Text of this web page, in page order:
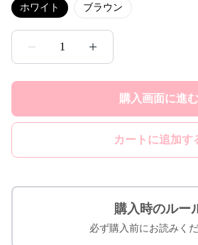
ホワイト ブラウン
1
購入画面に進む
カートに追加す
購入時のルー
必ず購入前にお読みくだ